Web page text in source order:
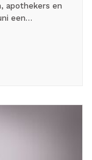
apothekers en
een…